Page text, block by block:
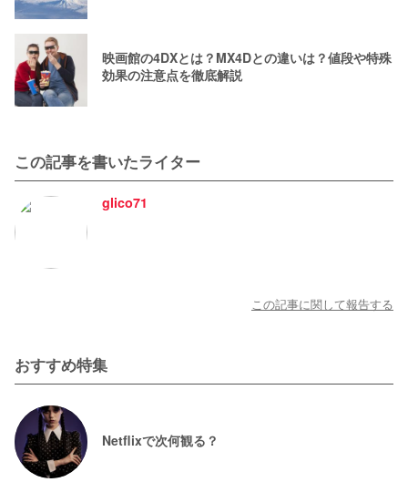
映画館の4DXとは？MX4Dとの違いは？値段や特殊
効果の注意点を徹底解説
この記事を書いたライター
glico71
この記事に関して報告する
おすすめ特集
Netflixで次何観る？